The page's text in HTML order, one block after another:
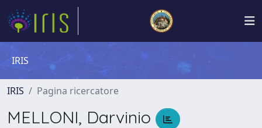
IRIS
IRIS Pagina ricercatore
MELLONI, Darvinio